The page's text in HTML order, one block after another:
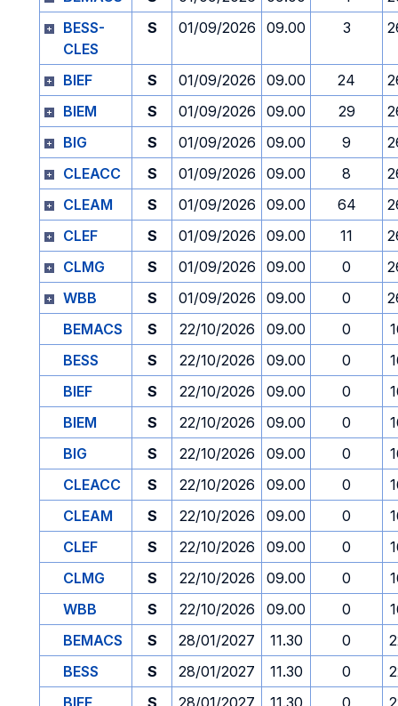
BESS-
CLES
S 01/09/2026 09.00 3
BIEF S 01/09/2026 09.00 24
BIEM
S 01/09/2026 09.00 29
BIG
S 01/09/2026 09.00 9
CLEACC
S 01/09/2026 09.00 8
CLEAM
S 01/09/2026 09.00 64
CLEF
S 01/09/2026 09.00 11
CLMG
S 01/09/2026 09.00 0
WBB
S 01/09/2026 09.00 0
BEMACS
S 22/10/2026 09.00 0
BESS
S 22/10/2026 09.00 0
BIEF
S 22/10/2026 09.00 0
BIEM
S 22/10/2026 09.00 0
BIG
S 22/10/2026 09.00 0
CLEACC
S 22/10/2026 09.00 0
CLEAM
S 22/10/2026 09.00 0
CLEF
S 22/10/2026 09.00 0
CLMG
S 22/10/2026 09.00 0
WBB
S 22/10/2026 09.00 0
BEMACS
S 28/01/2027 11.30 0
BESS
S 28/01/2027 11.30 0
BIEF
S 28/01/2027 11.30 0